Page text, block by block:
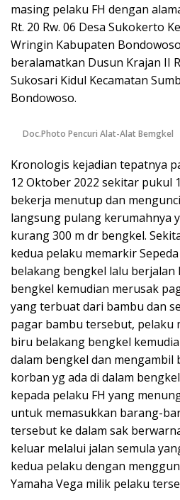
masing pelaku FH dengan
Rt. 20 Rw. 06 Desa Sukokerto
Wringin Kabupaten
beralamatkan Dusun Krajan II
Sukosari Kidul Kecamatan
Bondowoso.
Doc.Photo Pencuri Alat-Alat Bemgkel
Kronologis kejadian tepatnya
12 Oktober 2022 sekitar pukul
bekerja menutup dan
langsung pulang kerumahnya
kurang 300 m dr bengkel.
kedua pelaku memarkir
belakang bengkel lalu berjalan
bengkel kemudian merusak
yang terbuat dari bambu dan
pagar bambu tersebut, pelaku
biru belakang bengkel
dalam bengkel dan
korban yg ada di dalam
kepada pelaku FH yang
untuk memasukkan barang-
tersebut ke dalam sak
keluar melalui jalan semula
kedua pelaku dengan
Yamaha Vega milik pelaku